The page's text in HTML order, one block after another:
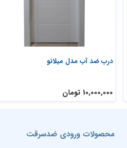
درب ضد آب سرویس بهداشتی مدل میلانو
4,500,000 تومان
محصولات ورودی ضدسرقت